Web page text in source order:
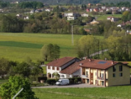
SERVIZI
CONTATTI
Vendita
Affitto